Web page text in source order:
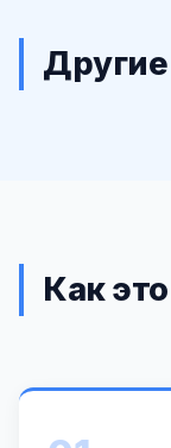
Другие
Как